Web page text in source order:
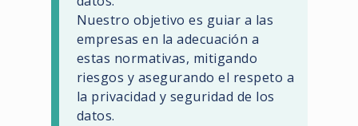
Nuestro objetivo es guiar a las
empresas en la adecuación a
estas normativas, mitigando
riesgos y asegurando el respeto a
la privacidad y seguridad de los
datos.